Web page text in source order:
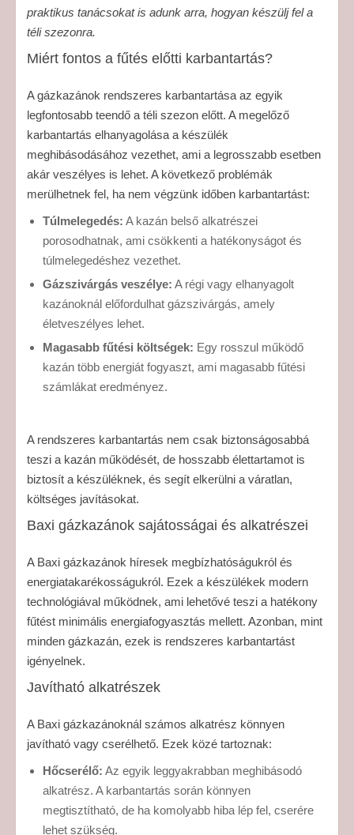
praktikus tanácsokat is adunk arra, hogyan készülj fel a
téli szezonra.
Miért fontos a fűtés előtti karbantartás?
A gázkazánok rendszeres karbantartása az egyik
legfontosabb teendő a téli szezon előtt. A megelőző
karbantartás elhanyagolása a készülék
meghibásodásához vezethet, ami a legrosszabb esetben
akár veszélyes is lehet. A következő problémák
merülhetnek fel, ha nem végzünk időben karbantartást:
Túlmelegedés: A kazán belső alkatrészei
porosodhatnak, ami csökkenti a hatékonyságot és
túlmelegedéshez vezethet.
Gázszivárgás veszélye: A régi vagy elhanyagolt
kazánoknál előfordulhat gázszivárgás, amely
életveszélyes lehet.
Magasabb fűtési költségek: Egy rosszul működő
kazán több energiát fogyaszt, ami magasabb fűtési
számlákat eredményez.
A rendszeres karbantartás nem csak biztonságosabbá
teszi a kazán működését, de hosszabb élettartamot is
biztosít a készüléknek, és segít elkerülni a váratlan,
költséges javításokat.
Baxi gázkazánok sajátosságai és alkatrészei
A Baxi gázkazánok híresek megbízhatóságukról és
energiatakarékosságukról. Ezek a készülékek modern
technológiával működnek, ami lehetővé teszi a hatékony
fűtést minimális energiafogyasztás mellett. Azonban, mint
minden gázkazán, ezek is rendszeres karbantartást
igényelnek.
Javítható alkatrészek
A Baxi gázkazánoknál számos alkatrész könnyen
javítható vagy cserélhető. Ezek közé tartoznak:
Hőcserélő: Az egyik leggyakrabban meghibásodó
alkatrész. A karbantartás során könnyen
megtisztítható, de ha komolyabb hiba lép fel, cserére
lehet szükség.